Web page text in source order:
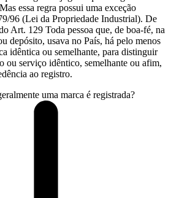
essa regra possui uma exceção
96 (Lei da Propriedade Industrial). De
Art. 129 Toda pessoa que, de boa-fé, na
depósito, usava no País, há pelo menos
idêntica ou semelhante, para distinguir
ou serviço idêntico, semelhante ou afim,
ao registro.
uma marca é registrada?